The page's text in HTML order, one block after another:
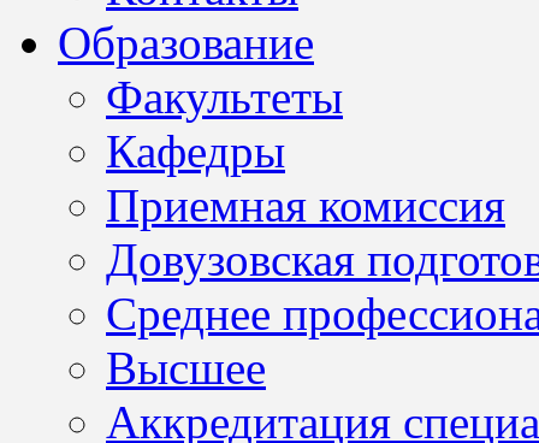
Образование
Факультеты
Кафедры
Приемная комиссия
Довузовская
Среднее
Высшее
Аккредитация